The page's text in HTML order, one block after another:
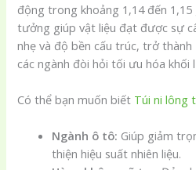
động trong khoảng 1,14 đến 1,15
tưởng giúp vật liệu đạt được sự
nhẹ và độ bền cấu trúc, trở
các ngành đòi hỏi tối ưu hóa khối
Có thể bạn muốn biết Túi ni lông
Ngành ô tô: Giúp giảm
thiện hiệu suất nhiên liệu.